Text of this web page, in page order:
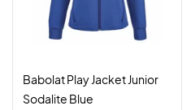
Babolat Play Jacket Junior
Sodalite Blue